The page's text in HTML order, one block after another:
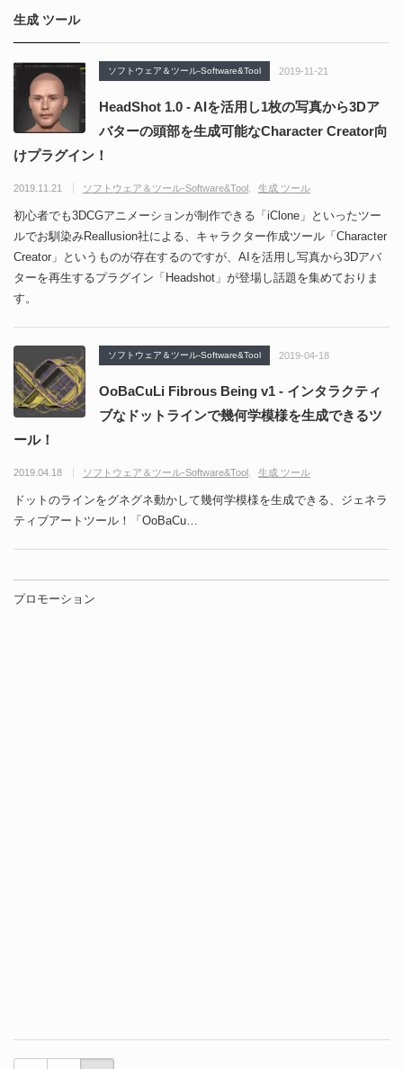
生成 ツール
ソフトウェア＆ツール-Software&Tool 2019-11-21
HeadShot 1.0 - AIを活用し1枚の写真から3Dア
バターの頭部を生成可能なCharacter Creator向
けプラグイン！
2019.11.21 ソフトウェア＆ツール-Software&Tool 生成 ツール
初心者でも3DCGアニメーションが制作できる「iClone」といったツー
ルでお馴染みReallusion社による、キャラクター作成ツール「Character
Creator」というものが存在するのですが、AIを活用し写真から3Dアバ
ターを再生するプラグイン「Headshot」が登場し話題を集めておりま
す。
ソフトウェア＆ツール-Software&Tool 2019-04-18
OoBaCuLi Fibrous Being v1 - インタラクティ
ブなドットラインで幾何学模様を生成できるツ
ール！
2019.04.18 ソフトウェア＆ツール-Software&Tool 生成 ツール
ドットのラインをグネグネ動かして幾何学模様を生成できる、ジェネラ
ティブアートツール！「OoBaCu…
プロモーション